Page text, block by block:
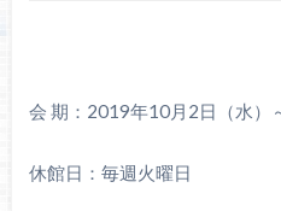
会 期：2019年10月2日（水）
休館日：毎週火曜日